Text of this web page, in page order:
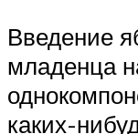
Введение
младенца
каких-